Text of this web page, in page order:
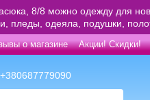
8/8 можно одежду для
пледы, одеяла, подушки,
о магазине Акции! Скидки!
+380687779090